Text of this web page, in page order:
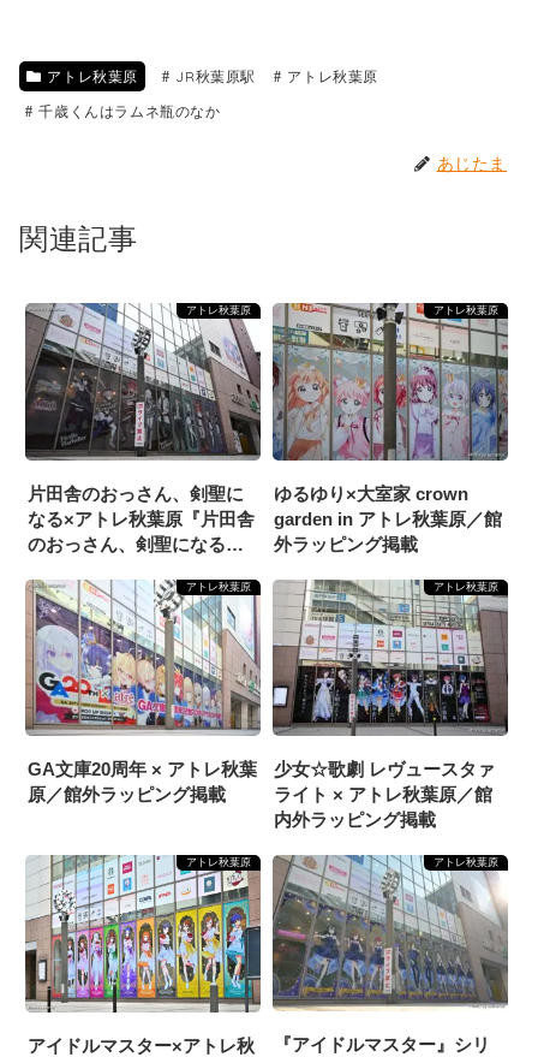
アトレ秋葉原 JR秋葉原駅
アトレ秋葉原
千歳くんはラムネ瓶のなか
あじたま
関連記事
アトレ秋葉原
片田舎のおっさん、剣聖に
なる×アトレ秋葉原『片田舎
のおっさん、剣聖になる
ッピング掲載
アトレ秋葉原
ゆるゆり×大室家 crown
garden in アトレ秋葉原／館
外ラッピング掲載
アトレ秋葉原
GA文庫20周年 × アトレ秋葉
原／館外ラッピング掲載
アトレ秋葉原
少女☆歌劇 レヴュースタァ
ライト × アトレ秋葉原／館
内外ラッピング掲載
アトレ秋葉原
アイドルマスター×アトレ秋
アトレ秋葉原
『アイドルマスター』シリ